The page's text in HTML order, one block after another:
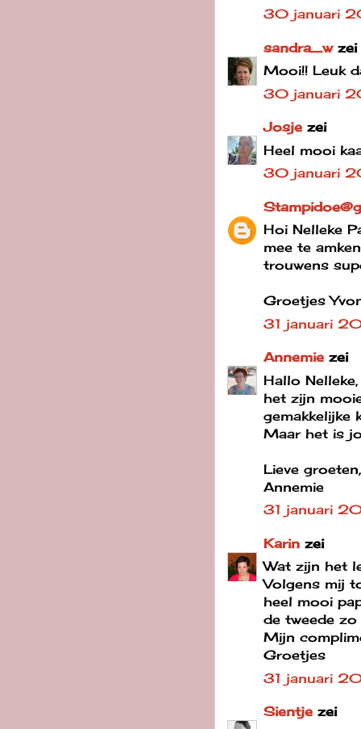
30 januari
sandra_wzei
Mooi!! Leuk
30 januari
Josje zei
Heel mooi
30 januari
Hoi Nelleke
mee te
trouwens
Groetjes
31 januari
Annemie zei
Hallo Nelleke,
het zijn
gemakkelijke
Maar het is
Lieve groeten,
Annemie
31 januari
Karin zei
Wat zijn het
Volgens mij
heel mooi
de tweede
Mijn
Groetjes
31 januari
Sientje zei